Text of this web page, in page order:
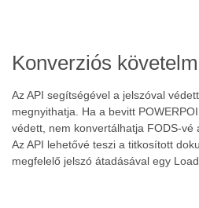
Konverziós
Az API segítségével a jelszóval
megnyithatja. Ha a bevitt
védett, nem konvertálhatja FODS-vé
Az API lehetővé teszi a titkosított
megfelelő jelszó átadásával egy